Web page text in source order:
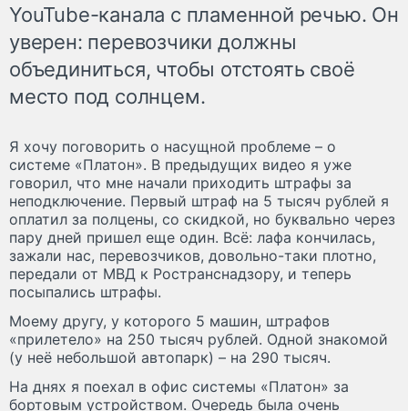
YouTube-канала с пламенной речью. Он
уверен: перевозчики должны
объединиться, чтобы отстоять своё
место под солнцем.
Я хочу поговорить о насущной проблеме – о
системе «Платон». В предыдущих видео я уже
говорил, что мне начали приходить штрафы за
неподключение. Первый штраф на 5 тысяч рублей я
оплатил за полцены, со скидкой, но буквально через
пару дней пришел еще один. Всё: лафа кончилась,
зажали нас, перевозчиков, довольно-таки плотно,
передали от МВД к Ространснадзору, и теперь
посыпались штрафы.
Моему другу, у которого 5 машин, штрафов
«прилетело» на 250 тысяч рублей. Одной знакомой
(у неё небольшой автопарк) – на 290 тысяч.
На днях я поехал в офис системы «Платон» за
бортовым устройством. Очередь была очень